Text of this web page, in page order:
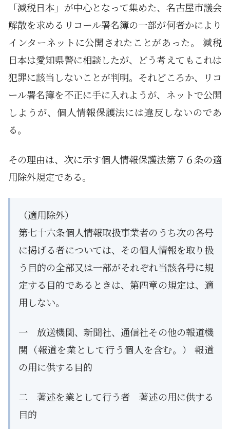
「減税日本」が中心となって集めた、名古屋市議会
解散を求めるリコール署名簿の一部が何者かにより
インターネットに公開されたことがあった。 減税
日本は愛知県警に相談したが、どう考えてもこれは
犯罪に該当しないことが判明。それどころか、リコ
ール署名簿を不正に手に入れようが、ネットで公開
しようが、個人情報保護法には違反しないのであ
る。
その理由は、次に示す個人情報保護法第７６条の適
用除外規定である。
（適用除外）
第七十六条個人情報取扱事業者のうち次の各号
に掲げる者については、その個人情報を取り扱
う目的の全部又は一部がそれぞれ当該各号に規
定する目的であるときは、第四章の規定は、適
用しない。
一 放送機関、新聞社、通信社その他の報道機
関（報道を業として行う個人を含む。） 報道
の用に供する目的
二 著述を業として行う者 著述の用に供する
目的